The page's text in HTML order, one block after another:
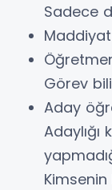
Sadece
Görev
Aday